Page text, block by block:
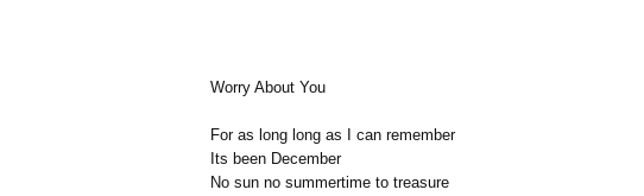
Worry About You
For as long long as I can remember
Its been December
No sun no summertime to treasure